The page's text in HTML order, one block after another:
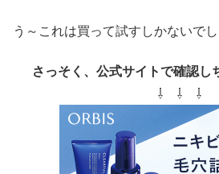
う～これは買って試すしかないでし
さっそく、公式サイトで確認し
⇩ ⇩ ⇩